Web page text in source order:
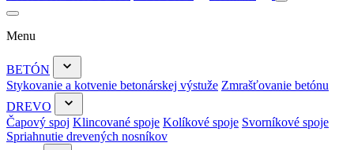
Menu
BETÓN
Stykovanie a kotvenie betonárskej výstuže Zmrašťovanie betónu
DREVO
Čapový spoj Klincované spoje Kolíkové spoje Svorníkové spoje
Spriahnutie drevených nosníkov